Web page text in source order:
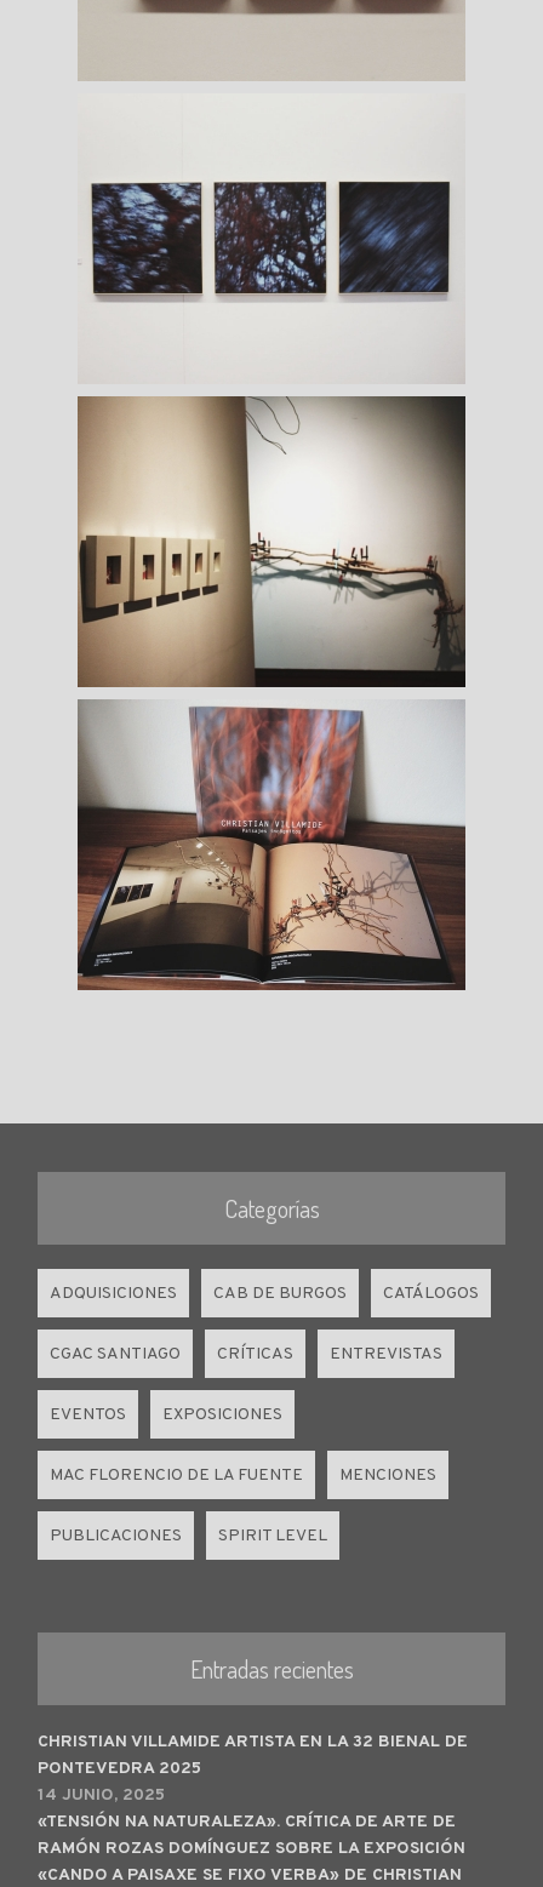
Categorías
ADQUISICIONES CAB DE BURGOS CATÁLOGOS
CGAC SANTIAGO CRÍTICAS ENTREVISTAS
EVENTOS EXPOSICIONES
MAC FLORENCIO DE LA FUENTE MENCIONES
PUBLICACIONES SPIRIT LEVEL
Entradas recientes
CHRISTIAN VILLAMIDE ARTISTA EN LA 32 BIENAL DE
PONTEVEDRA 2025
14 JUNIO, 2025
«TENSIÓN NA NATURALEZA». CRÍTICA DE ARTE DE
RAMÓN ROZAS DOMÍNGUEZ SOBRE LA EXPOSICIÓN
«CANDO A PAISAXE SE FIXO VERBA» DE CHRISTIAN